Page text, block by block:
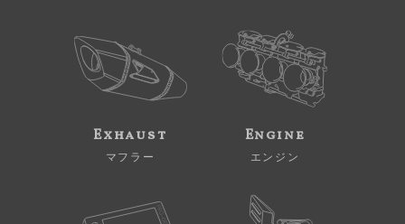
Exhaust
マフラー
Engine
エンジン